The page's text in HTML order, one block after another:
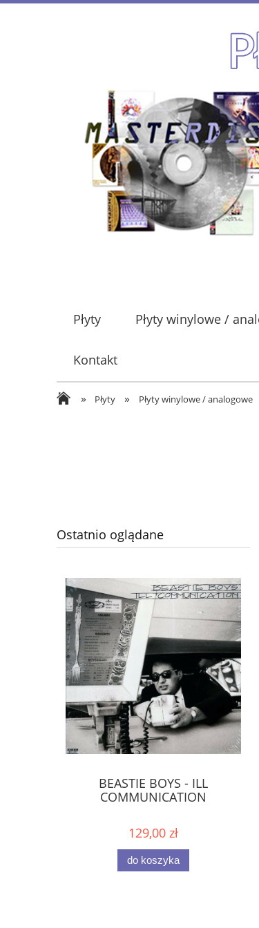
Płyty Płyty winylowe /
Kontakt
» Płyty » Płyty winylowe / analogowe
Ostatnio oglądane
BEASTIE BOYS - ILL
COMMUNICATION
129,00 zł
do koszyka